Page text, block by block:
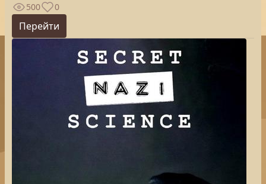
500 0
Перейти